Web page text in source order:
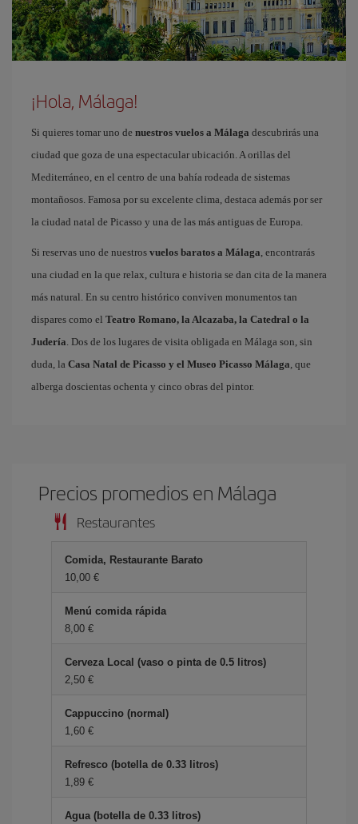
¡Hola, Málaga!
Si quieres tomar uno de nuestros vuelos a Málaga descubrirás una
ciudad que goza de una espectacular ubicación. A orillas del
Mediterráneo, en el centro de una bahía rodeada de sistemas
montañosos. Famosa por su excelente clima, destaca además por ser
la ciudad natal de Picasso y una de las más antiguas de Europa.
Si reservas uno de nuestros vuelos baratos a Málaga, encontrarás
una ciudad en la que relax, cultura e historia se dan cita de la manera
más natural. En su centro histórico conviven monumentos tan
dispares como el Teatro Romano, la Alcazaba, la Catedral o la
Judería. Dos de los lugares de visita obligada en Málaga son, sin
duda, la Casa Natal de Picasso y el Museo Picasso Málaga, que
alberga doscientas ochenta y cinco obras del pintor.
Precios promedios en Málaga
Restaurantes
Comida, Restaurante Barato
10,00 €
Menú comida rápida
8,00 €
Cerveza Local (vaso o pinta de 0.5 litros)
2,50 €
Cappuccino (normal)
1,60 €
Refresco (botella de 0.33 litros)
1,89 €
Agua (botella de 0.33 litros)